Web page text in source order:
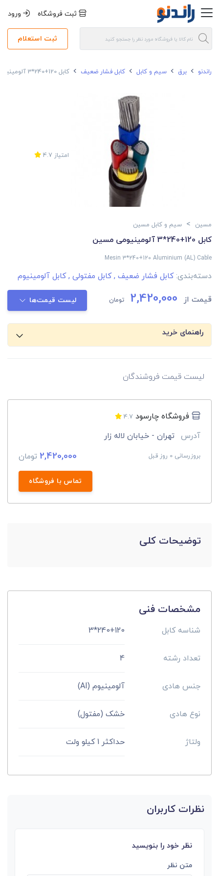
ثبت فروشگاه ورود
ثبت استعلام
راندنو برق سیم و کابل کابل فشار ضعیف کابل 120+240*3 آلومینیومی مسین
امتیاز 4.7
مسین > سیم و کابل مسین
کابل 120+240*3 آلومینیومی مسین
Mesin 3*240+120 Aluminium (AL) Cable
دسته‌بندی:کابل فشار ضعیف ,کابل مفتولی ,کابل آلومینیوم
قیمت از 2,420,000 تومان لیست قیمت‌ها
راهنمای خرید
لیست قیمت فروشندگان
فروشگاه چارسود 4.7
آدرس تهران - خیابان لاله زار
بروزرسانی 0 روز قبل 2,420,000 تومان
تماس با فروشگاه
توضیحات کلی
مشخصات فنی
شناسه کابل 240+120*3
تعداد رشته 4
جنس هادی آلومینیوم (Al)
نوع هادی خشک (مفتول)
ولتاژ حداکثر 1 کیلو ولت
نظرات کاربران
نظر خود را بنویسید
متن نظر